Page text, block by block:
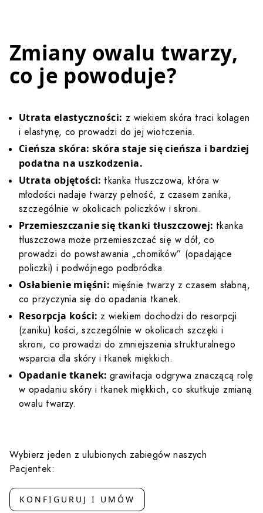
Zmiany owalu twarzy,
co je powoduje?
Utrata elastyczności: z wiekiem skóra traci kolagen
i elastynę, co prowadzi do jej wiotczenia.
Cieńsza skóra: skóra staje się cieńsza i bardziej
podatna na uszkodzenia.
Utrata objętości: tkanka tłuszczowa, która w
młodości nadaje twarzy pełność, z czasem zanika,
szczególnie w okolicach policzków i skroni.
Przemieszczanie się tkanki tłuszczowej: tkanka
tłuszczowa może przemieszczać się w dół, co
prowadzi do powstawania „chomików” (opadające
policzki) i podwójnego podbródka.
Osłabienie mięśni: mięśnie twarzy z czasem słabną,
co przyczynia się do opadania tkanek.
Resorpcja kości: z wiekiem dochodzi do resorpcji
(zaniku) kości, szczególnie w okolicach szczęki i
skroni, co prowadzi do zmniejszenia strukturalnego
wsparcia dla skóry i tkanek miękkich.
Opadanie tkanek: grawitacja odgrywa znaczącą rolę
w opadaniu skóry i tkanek miękkich, co skutkuje zmianą
owalu twarzy.
Wybierz jeden z ulubionych zabiegów naszych
Pacjentek:
KONFIGURUJ I UMÓW